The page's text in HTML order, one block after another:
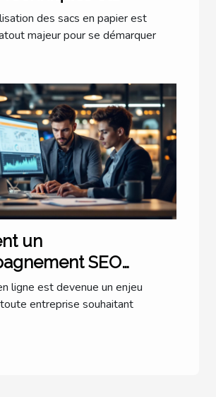
des sacs en papier est
majeur pour se démarquer
un
SEO
transforme-t-il
?
ligne est devenue un enjeu
entreprise souhaitant